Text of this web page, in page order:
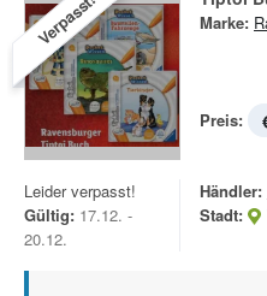
Verpasst! Marke:
Preis:
Leider verpasst!
Gültig: 17.12. -
20.12.
Händler:
Stadt: